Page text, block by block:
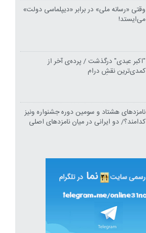
وقتی «رسانه ملی» در برابر «دیپلماسی دولت»
می‌ایستد!
"اکبر عبدی" درگذشت / پرده‌ی آخر از
کمدی‌ترین نقشِ درام
نامزدهای هشتاد و سومین دوره جشنواره ونیز
کدامند؟/ دو ایرانی در میان نامزدهای اصلی